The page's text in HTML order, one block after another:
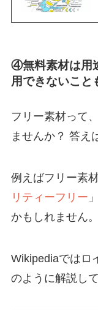
④無料素材は用
用できないこと
フリー素材って
ませんか？ 答え
例えばフリー素
リティーフリー
かもしれません。
Wikipediaではロ
のように解説して